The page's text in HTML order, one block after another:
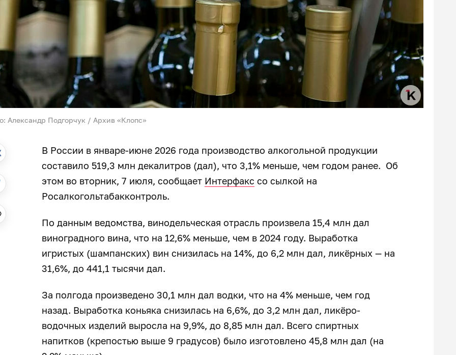
Александр Подгорчук / Архив «Клопс»
В России в январе-июне 2026 года производство алкогольной продукции
составило 519,3 млн декалитров (дал), что 3,1% меньше, чем годом ранее. Об
этом во вторник, 7 июля, сообщает Интерфакс со сылкой на
Росалкогольтабакконтроль.
По данным ведомства, винодельческая отрасль произвела 15,4 млн дал
виноградного вина, что на 12,6% меньше, чем в 2024 году. Выработка
игристых (шампанских) вин снизилась на 14%, до 6,2 млн дал, ликёрных — на
31,6%, до 441,1 тысячи дал.
За полгода произведено 30,1 млн дал водки, что на 4% меньше, чем год
назад. Выработка коньяка снизилась на 6,6%, до 3,2 млн дал, ликёро-
водочных изделий выросла на 9,9%, до 8,85 млн дал. Всего спиртных
напитков (крепостью выше 9 градусов) было изготовлено 45,8 млн дал (на